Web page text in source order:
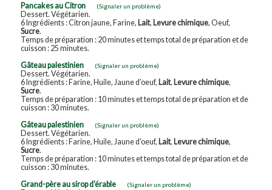
Pancakes au Citron (Signaler un problème)
Dessert. Végétarien.
6 Ingrédients : Citron jaune, Farine, Lait, Levure chimique, Oeuf,
Sucre.
Temps de préparation : 20 minutes et temps total de préparation et de
cuisson : 25 minutes.
Gâteau palestinien
(Signaler un problème)
Dessert. Végétarien.
6 Ingrédients : Farine, Huile, Jaune d'oeuf, Lait, Levure chimique,
Sucre.
Temps de préparation : 10 minutes et temps total de préparation et de
cuisson : 30 minutes.
Gâteau palestinien
(Signaler un problème)
Dessert. Végétarien.
6 Ingrédients : Farine, Huile, Jaune d'oeuf, Lait, Levure chimique,
Sucre.
Temps de préparation : 10 minutes et temps total de préparation et de
cuisson : 30 minutes.
Grand-père au sirop d'érable
(Signaler un problème)